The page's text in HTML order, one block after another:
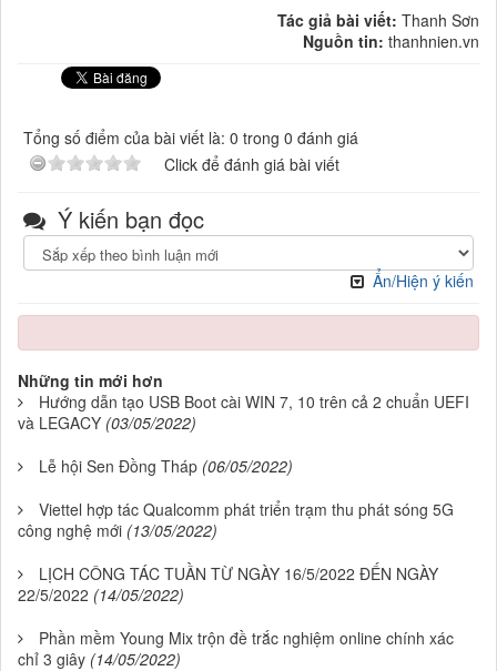
Tác giả bài viết: Thanh Sơn
Nguồn tin: thanhnien.vn
Tổng số điểm của bài viết là: 0 trong 0 đánh giá
Click để đánh giá bài viết
Ý kiến bạn đọc
Ẩn/Hiện ý kiến
Những tin mới hơn
Hướng dẫn tạo USB Boot cài WIN 7, 10 trên cả 2 chuẩn UEFI
và LEGACY (03/05/2022)
Lễ hội Sen Đồng Tháp (06/05/2022)
Viettel hợp tác Qualcomm phát triển trạm thu phát sóng 5G
công nghệ mới (13/05/2022)
LỊCH CÔNG TÁC TUẦN TỪ NGÀY 16/5/2022 ĐẾN NGÀY
22/5/2022 (14/05/2022)
Phần mềm Young Mix trộn đề trắc nghiệm online chính xác
chỉ 3 giây (14/05/2022)